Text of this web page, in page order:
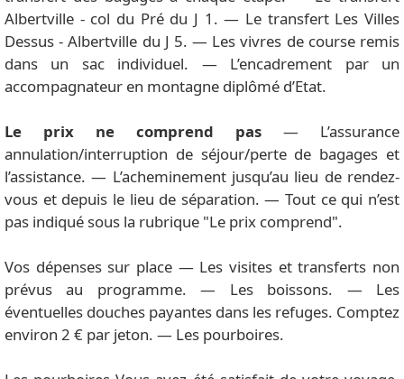
Albertville - col du Pré du J 1. — Le transfert Les Villes
Dessus - Albertville du J 5. — Les vivres de course remis
dans un sac individuel. — L’encadrement par un
accompagnateur en montagne diplômé d’Etat.
Le prix ne comprend pas — L’assurance
annulation/interruption de séjour/perte de bagages et
l’assistance. — L’acheminement jusqu’au lieu de rendez-
vous et depuis le lieu de séparation. — Tout ce qui n’est
pas indiqué sous la rubrique "Le prix comprend".
Vos dépenses sur place — Les visites et transferts non
prévus au programme. — Les boissons. — Les
éventuelles douches payantes dans les refuges. Comptez
environ 2 € par jeton. — Les pourboires.